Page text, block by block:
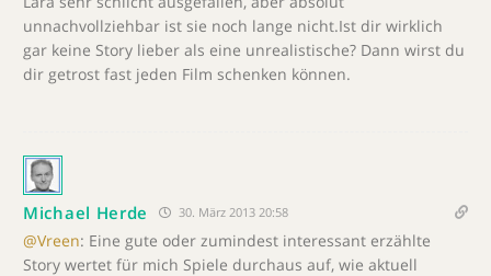
unnachvollziehbar ist sie noch lange nicht.Ist dir wirklich
gar keine Story lieber als eine unrealistische? Dann wirst du
dir getrost fast jeden Film schenken können.
Michael Herde 30. März 2013 20:58
@Vreen: Eine gute oder zumindest interessant erzählte
Story wertet für mich Spiele durchaus auf, wie aktuell